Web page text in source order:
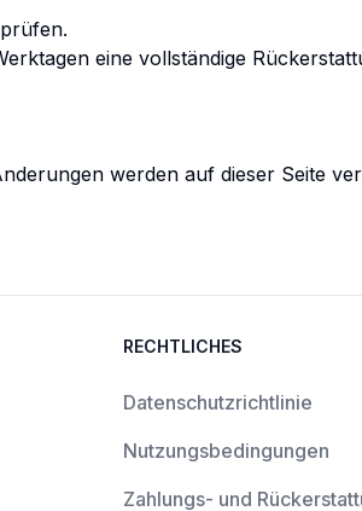
eine vollständige
werden auf dieser Seite
RECHTLICHES
Datenschutzrichtlinie
Nutzungsbedingungen
Zahlungs- und